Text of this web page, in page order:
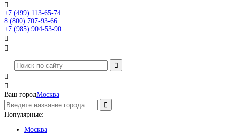

+7 (499) 113-65-74
8 (800) 707-93-66
+7 (985) 904-53-90




Ваш городМосква
Популярные:
Москва